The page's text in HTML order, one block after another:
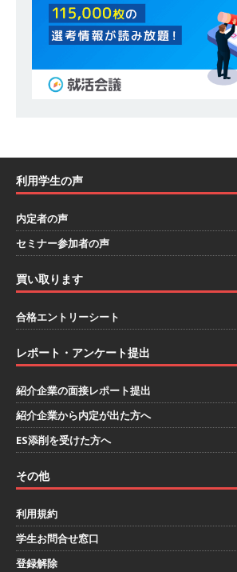
合格で一次確約!! ≫説明
科・疼痛領域から信頼の
｜ 1人1人に合わせたキ
のシェア ｜ 財務基盤の
末薬品
体育会積極採
ト
[ 2026年1月13日 ]
始める？就活準備まるわ
｜ 予約フォーム
お勧
[ 2026年1月9日 ] （終
利用学生の声
内定者の声
セミナー参加者の声
買い取ります
合格エントリーシート
レポート・アンケート提出
紹介企業の面接レポート提出
紹介企業から内定が出た方へ
ES添削を受けた方へ
その他
利用規約
学生お問合せ窓口
登録解除